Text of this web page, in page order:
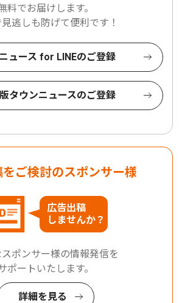
料でお届けします。
逃しも防げて便利です！
ュース for LINEのご登録
タウンニュースのご登録
ご検討のスポンサー様
広告出稿
しませんか？
ポンサー様の情報発信を
ポートいたします。
詳細を見る